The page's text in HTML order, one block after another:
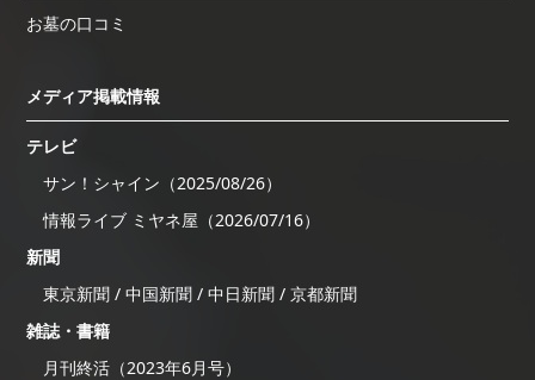
お墓の口コミ
メディア掲載情報
テレビ
サン！シャイン（2025/08/26）
情報ライブ ミヤネ屋（2026/07/16）
新聞
東京新聞 / 中国新聞 / 中日新聞 / 京都新聞
雑誌・書籍
月刊終活（2023年6月号）